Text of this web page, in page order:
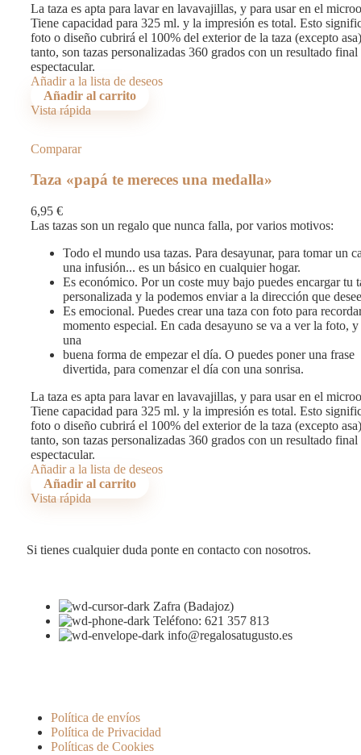
La taza es apta para lavar en lavavajillas, y para usar en el
Tiene capacidad para 325 ml. y la impresión es total. Esto
foto o diseño cubrirá el 100% del exterior de la taza (excepto
tanto, son tazas personalizadas 360 grados con un resultado final
espectacular.
Añadir a la lista de deseos
Añadir al carrito
Vista rápida
Comparar
Taza «papá te mereces una medalla»
6,95 €
Las tazas son un regalo que nunca falla, por varios motivos:
Todo el mundo usa tazas. Para desayunar, para tomar un
una infusión... es un básico en cualquier hogar.
Es económico. Por un coste muy bajo puedes encargar tu
personalizada y la podemos enviar a la dirección que
Es emocional. Puedes crear una taza con foto para
momento especial. En cada desayuno se va a ver la foto, y
una
buena forma de empezar el día. O puedes poner una frase
divertida, para comenzar el día con una sonrisa.
La taza es apta para lavar en lavavajillas, y para usar en el
Tiene capacidad para 325 ml. y la impresión es total. Esto
foto o diseño cubrirá el 100% del exterior de la taza (excepto
tanto, son tazas personalizadas 360 grados con un resultado final
espectacular.
Añadir a la lista de deseos
Añadir al carrito
Vista rápida
Si tienes cualquier duda ponte en contacto con nosotros.
Zafra (Badajoz)
Teléfono: 621 357 813
info@regalosatugusto.es
Política de envíos
Política de Privacidad
Políticas de Cookies